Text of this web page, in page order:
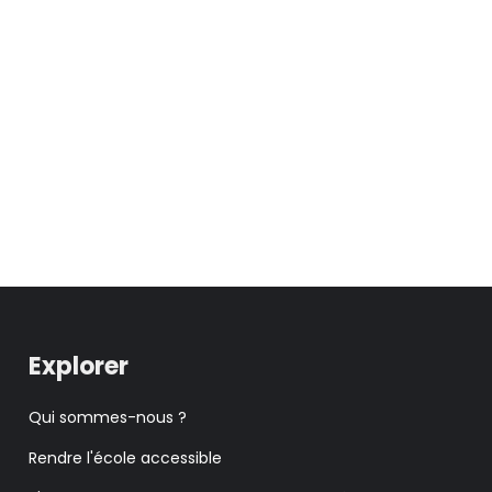
Explorer
Qui sommes-nous ?
Rendre l'école accessible